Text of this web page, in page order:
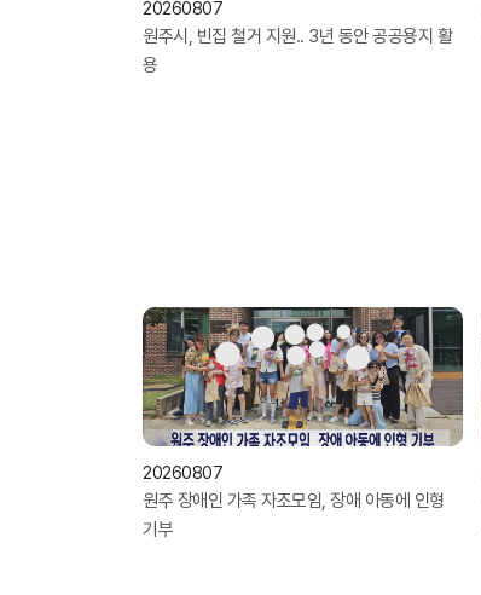
20260807
원주시, 빈집 철거 지원.. 3년 동안 공공용지 활
용
20260807
원주 장애인 가족 자조모임, 장애 아동에 인형
기부